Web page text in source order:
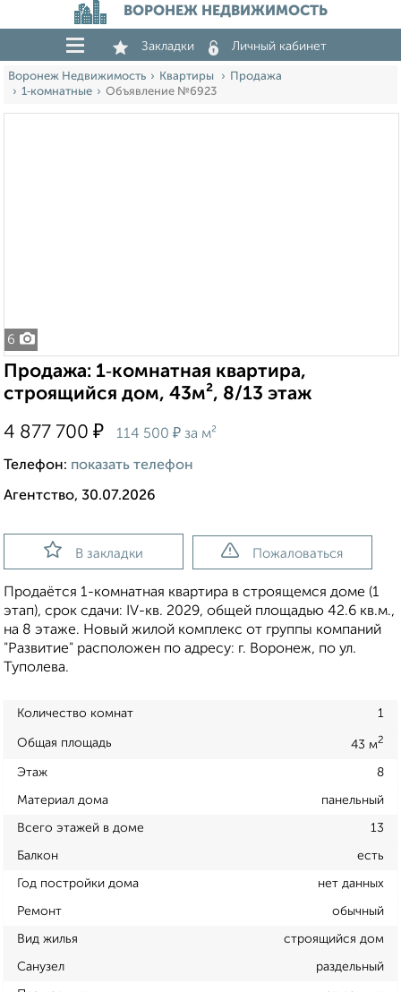
ВОРОНЕЖ НЕДВИЖИМОСТЬ
Закладки Личный кабинет
Воронеж Недвижимость Квартиры
Продажа
1‑комнатные
Объявление №6923
6
Продажа: 1‑комнатная квартира,
строящийся дом, 43м², 8/13 этаж
4 877 700 ₽ 114 500 ₽ за м²
Телефон: показать телефон
Агентство, 30.07.2026
В закладки Пожаловаться
Продаётся 1-комнатная квартира в строящемся доме (1
этап), срок сдачи: IV-кв. 2029, общей площадью 42.6 кв.м.,
на 8 этаже. Новый жилой комплекс от группы компаний
"Развитие" расположен по адресу: г. Воронеж, по ул.
Туполева.
Количество комнат 1
Общая площадь 43 м2
Этаж 8
Материал дома панельный
Всего этажей в доме 13
Балкон есть
Год постройки дома нет данных
Ремонт обычный
Вид жилья строящийся дом
Санузел раздельный